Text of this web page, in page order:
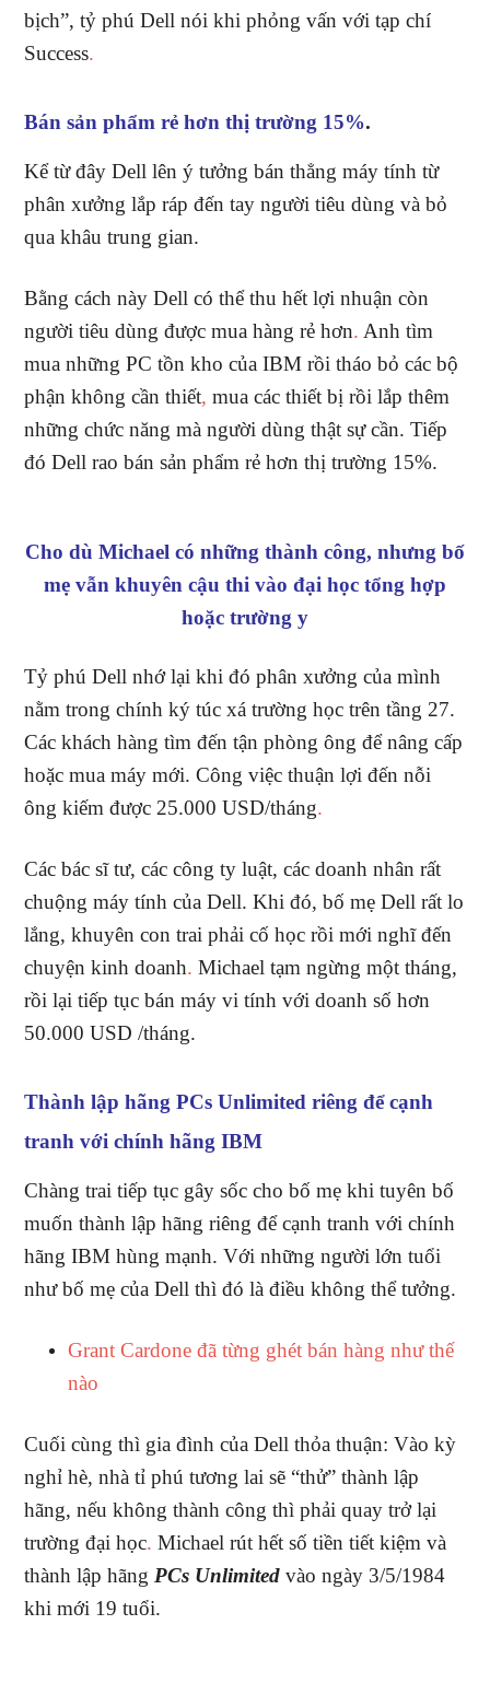
bịch”, tỷ phú Dell nói khi phỏng vấn với tạp chí
Success.
Bán sản phẩm rẻ hơn thị trường 15%.
Kể từ đây Dell lên ý tưởng bán thẳng máy tính từ
phân xưởng lắp ráp đến tay người tiêu dùng và bỏ
qua khâu trung gian.
Bằng cách này Dell có thể thu hết lợi nhuận còn
người tiêu dùng được mua hàng rẻ hơn. Anh tìm
mua những PC tồn kho của IBM rồi tháo bỏ các bộ
phận không cần thiết, mua các thiết bị rồi lắp thêm
những chức năng mà người dùng thật sự cần. Tiếp
đó Dell rao bán sản phẩm rẻ hơn thị trường 15%.
Cho dù Michael có những thành công, nhưng bố
mẹ vẫn khuyên cậu thi vào đại học tổng hợp
hoặc trường y
Tỷ phú Dell nhớ lại khi đó phân xưởng của mình
nằm trong chính ký túc xá trường học trên tầng 27.
Các khách hàng tìm đến tận phòng ông để nâng cấp
hoặc mua máy mới. Công việc thuận lợi đến nỗi
ông kiếm được 25.000 USD/tháng.
Các bác sĩ tư, các công ty luật, các doanh nhân rất
chuộng máy tính của Dell. Khi đó, bố mẹ Dell rất lo
lắng, khuyên con trai phải cố học rồi mới nghĩ đến
chuyện kinh doanh. Michael tạm ngừng một tháng,
rồi lại tiếp tục bán máy vi tính với doanh số hơn
50.000 USD /tháng.
Thành lập hãng PCs Unlimited riêng để cạnh
tranh với chính hãng IBM
Chàng trai tiếp tục gây sốc cho bố mẹ khi tuyên bố
muốn thành lập hãng riêng để cạnh tranh với chính
hãng IBM hùng mạnh. Với những người lớn tuổi
như bố mẹ của Dell thì đó là điều không thể tưởng.
Grant Cardone đã từng ghét bán hàng như thế
nào
Cuối cùng thì gia đình của Dell thỏa thuận: Vào kỳ
nghỉ hè, nhà tỉ phú tương lai sẽ “thử” thành lập
hãng, nếu không thành công thì phải quay trở lại
trường đại học. Michael rút hết số tiền tiết kiệm và
thành lập hãng PCs Unlimited vào ngày 3/5/1984
khi mới 19 tuổi.